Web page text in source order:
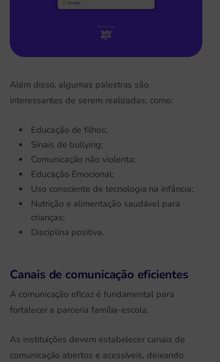
Além disso, algumas palestras são
interessantes de serem realizadas, como:
Educação de filhos;
Sinais de bullying;
Comunicação não violenta;
Educação Emocional;
Uso consciente de tecnologia na infância;
Nutrição e alimentação saudável para
crianças;
Disciplina positiva.
Canais de comunicação eficientes
A comunicação eficaz é fundamental para
fortalecer a parceria família-escola.
As instituições devem estabelecer canais de
comunicação abertos e acessíveis, deixando